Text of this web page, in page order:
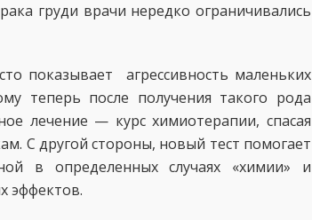
груди врачи нередко ограничивались
показывает агрессивность маленьких
теперь после получения такого рода
лечение — курс химиотерапии, спасая
С другой стороны, новый тест помогает
в определенных случаях «химии» и
эффектов.